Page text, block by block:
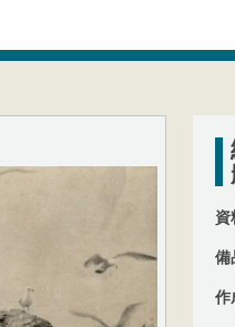
資
備
作